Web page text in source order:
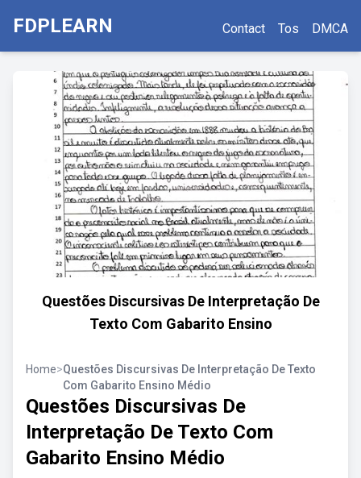
FDPLEARN Contact Tos DMCA
Questões Discursivas De Interpretação De
Texto Com Gabarito Ensino
Home>Questões Discursivas De Interpretação De Texto
Com Gabarito Ensino Médio
Questões Discursivas De
Interpretação De Texto Com
Gabarito Ensino Médio